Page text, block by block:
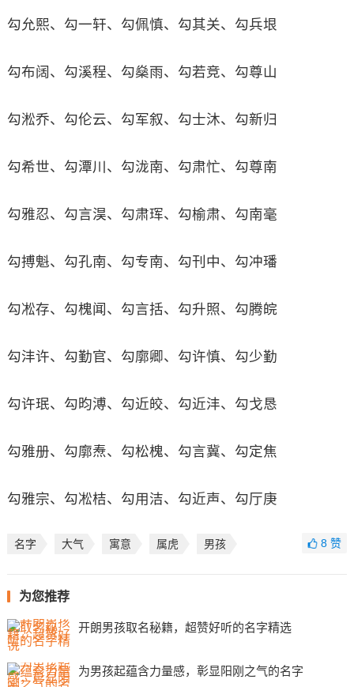
勾允熙、勾一轩、勾佩慎、勾其关、勾兵垠
勾布阔、勾溪程、勾燊雨、勾若竞、勾尊山
勾淞乔、勾伦云、勾军叙、勾士沐、勾新归
勾希世、勾潭川、勾泷南、勾肃忙、勾尊南
勾雅忍、勾言淏、勾肃珲、勾榆肃、勾南毫
勾搏魁、勾孔南、勾专南、勾刊中、勾冲璠
勾凇存、勾槐闻、勾言括、勾升照、勾腾皖
勾沣许、勾勤官、勾廓卿、勾许慎、勾少勤
勾许珉、勾昀溥、勾近皎、勾近沣、勾戈恳
勾雅册、勾廓焘、勾松槐、勾言冀、勾定焦
勾雅宗、勾凇桔、勾用洁、勾近声、勾厅庚
名字 大气 寓意 属虎 男孩 8赞
为您推荐
开朗男孩取名秘籍，超赞好听的名字精选
为男孩起蕴含力量感，彰显阳刚之气的名字